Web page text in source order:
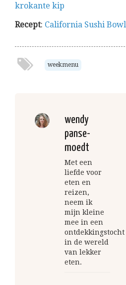
krokante kip
Recept: California Sushi Bowl
weekmenu
wendy
panse-
moedt
Met een
liefde voor
eten en
reizen,
neem ik
mijn kleine
mee in een
ontdekkingstocht
in de wereld
van lekker
eten.